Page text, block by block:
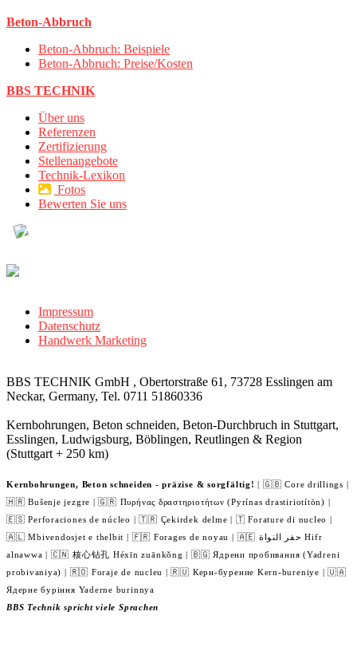
Beton-Abbruch
Beton-Abbruch: Beispiele
Beton-Abbruch: Preise/Kosten
BBS TECHNIK
Über uns
Referenzen
Zertifizierung
Stellenangebote
Technik-Lexikon
Fotos
Bewerten Sie uns
Impressum
Datenschutz
Handwerk Marketing
BBS TECHNIK GmbH , Obertorstraße 61, 73728 Esslingen am
Neckar, Germany, Tel. 0711 51860336
Kernbohrungen, Beton schneiden, Beton-Durchbruch in Stuttgart,
Esslingen, Ludwigsburg, Böblingen, Reutlingen & Region
(Stuttgart + 250 km)
Kernbohrungen, Beton schneiden - präzise & sorgfältig! | 🇬🇧 Core drillings |
🇭🇷 Bušenje jezgre | 🇬🇷 Πυρήνας δραστηριοτήτων (Pyrínas drastiriotítōn) |
🇪🇸 Perforaciones de núcleo | 🇹🇷 Çekirdek delme | 🇹 Forature di nucleo |
🇦🇱 Mbivendosjet e thelbit | 🇫🇷 Forages de noyau | 🇦🇪 حفر النواة Hifr
alnawwa | 🇨🇳 核心钻孔 Héxīn zuānkǒng | 🇧🇬 Ядрени пробивания (Yadreni
probivaniya) | 🇷🇴 Foraje de nucleu | 🇷🇺 Керн-бурение Kern-bureniye | 🇺🇦
Ядерне буріння Yaderne burinnya
BBS Technik spricht viele Sprachen